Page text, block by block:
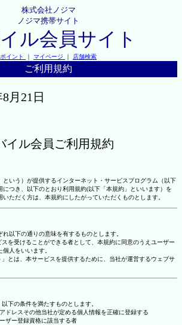
株式会社ノジマ
ノジマ携帯サイト
ル会員サイト
ポイント ｜ マイページ ｜ 店舗検索
ご利用規約
月21日
イル会員ご利用規約
という）が提供するインターネット・サービスプログラム（以下
につき、以下のとおり利用規約(以下「本規約」といいます）を
ただく方は、本規約にしたがっていただくものとします。
以下の通りの意味を有するものとします。
を受けることができる者として、本規約に同意のうえユーザー
人をいいます。
とは、本サービスを提供するために、当社が運営するウェブサ
下の条件を満たすものとします。
ドレスその他当社が定める個人情報を正確に登録する
ザー登録資格に該当する者